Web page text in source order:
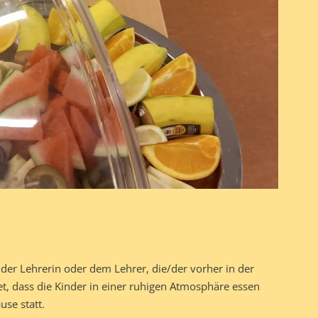
Lehrerin oder dem Lehrer, die/der vorher in der
dass die Kinder in einer ruhigen Atmosphäre essen
statt.